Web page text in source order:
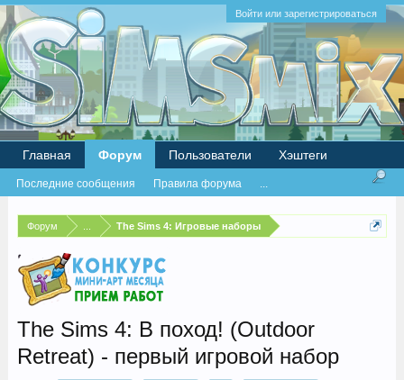
Войти или зарегистрироваться
Форум The Sims 4: Игровые наборы
The Sims 4: В поход! (Outdoor
Retreat) - первый игровой набор
Главная Форум
Последние сообщения Правила форума ...
Пользователи Хэштеги